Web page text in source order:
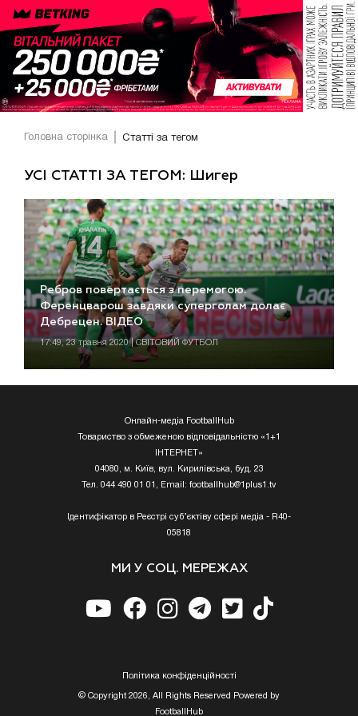
Головна сторінка Статті за тегом
УСІ СТАТТІ ЗА ТЕГОМ: Шигер
Ребров повертається з перемогою.
Ференцварош завдяки суперголам долає
Дебрецен. ВІДЕО
17:49, 23 травня 2020 | СВІТОВИЙ ФУТБОЛ
Онлайн-медіа FootballHub
Товариство з обмеженою відповідальністю «1+1
ІНТЕРНЕТ»
04080, м. Київ, вул. Кирилівська, буд. 23
Тел. 044 490 01 01, Email: footballhub@1plus1.tv
Ідентифікатор в Реєстрі суб’єктіву сфері медіа - R40-
05818
МИ У СОЦ. МЕРЕЖАХ
Полiтика конфiденцiйностi
© Copyright 2026, All Rights Reserved Powered by
FootballHub